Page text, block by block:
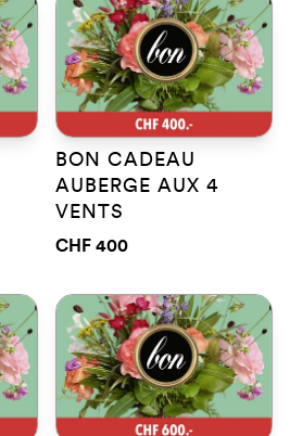
BON CADEAU
AUBERGE AUX 4
VENTS
CHF 400